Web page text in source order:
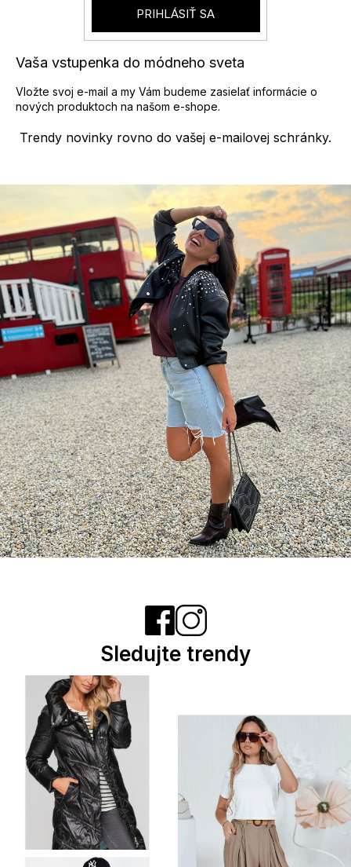
Trendy novinky rovno do vašej e-mailovej schránky.
Vaša vstupenka do módneho sveta
Vložte svoj e-mail a my Vám budeme zasielať informácie o
nových produktoch na našom e-shope.
PRIHLÁSIŤ SA